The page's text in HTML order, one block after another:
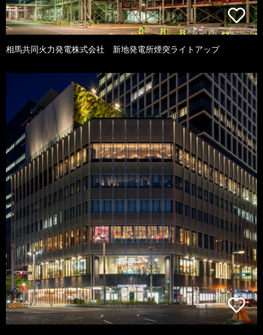
相馬共同火力発電株式会社 新地発電所煙突ライトアップ